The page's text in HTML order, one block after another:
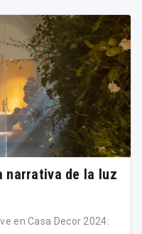
narrativa de la luz
en Casa Decor 2024: